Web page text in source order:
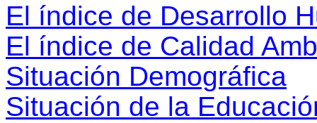
El índice de Desarrollo
El índice de Calidad
Situación Demográfica
Situación de la